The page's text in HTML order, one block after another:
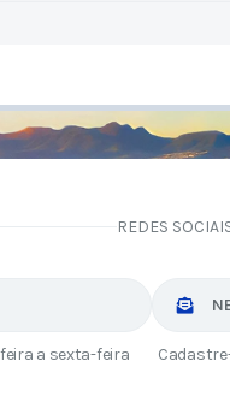
REDES
a sexta-feira